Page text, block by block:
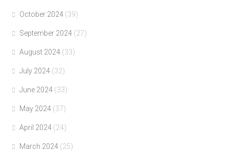
October 2024 (39)
September 2024 (27)
August 2024 (33)
July 2024 (32)
June 2024 (33)
May 2024 (37)
April 2024 (24)
March 2024 (25)